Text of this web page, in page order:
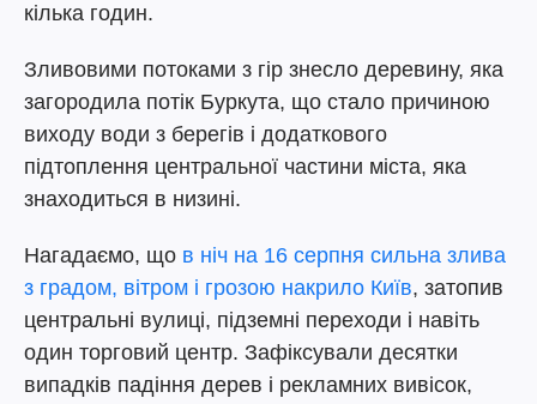
кілька годин.
Зливовими потоками з гір знесло деревину, яка
загородила потік Буркута, що стало причиною
виходу води з берегів і додаткового
підтоплення центральної частини міста, яка
знаходиться в низині.
Нагадаємо, що в ніч на 16 серпня сильна злива
з градом, вітром і грозою накрило Київ, затопив
центральні вулиці, підземні переходи і навіть
один торговий центр. Зафіксували десятки
випадків падіння дерев і рекламних вивісок,